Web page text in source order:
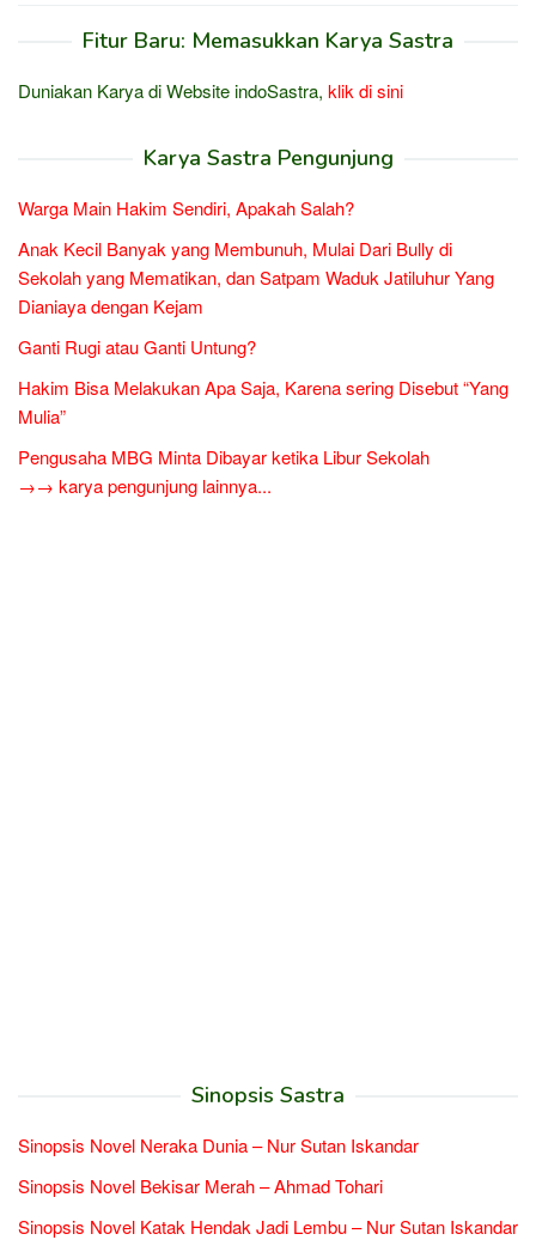
Fitur Baru: Memasukkan Karya Sastra
Duniakan Karya di Website indoSastra, klik di sini
Karya Sastra Pengunjung
Warga Main Hakim Sendiri, Apakah Salah?
Anak Kecil Banyak yang Membunuh, Mulai Dari Bully di
Sekolah yang Mematikan, dan Satpam Waduk Jatiluhur Yang
Dianiaya dengan Kejam
Ganti Rugi atau Ganti Untung?
Hakim Bisa Melakukan Apa Saja, Karena sering Disebut “Yang
Mulia”
Pengusaha MBG Minta Dibayar ketika Libur Sekolah
→→ karya pengunjung lainnya...
Sinopsis Sastra
Sinopsis Novel Neraka Dunia – Nur Sutan Iskandar
Sinopsis Novel Bekisar Merah – Ahmad Tohari
Sinopsis Novel Katak Hendak Jadi Lembu – Nur Sutan Iskandar